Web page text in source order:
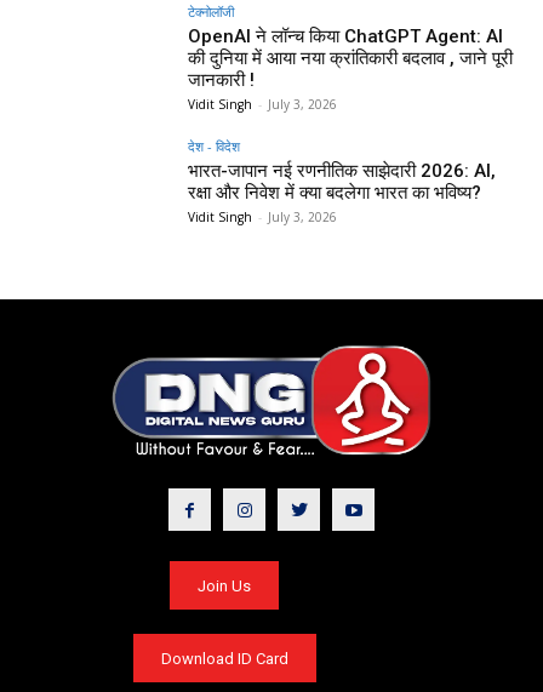
टेक्नोलॉजी
OpenAI ने लॉन्च किया ChatGPT Agent: AI
की दुनिया में आया नया क्रांतिकारी बदलाव , जाने पूरी
जानकारी !
Vidit Singh - July 3, 2026
देश - विदेश
भारत-जापान नई रणनीतिक साझेदारी 2026: AI,
रक्षा और निवेश में क्या बदलेगा भारत का भविष्य?
Vidit Singh - July 3, 2026
Join Us
Download ID Card